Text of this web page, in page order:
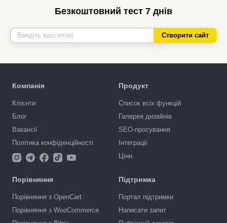
Безкоштовний тест 7 днів
Створити сайт
Компанія
Клієнти
Блог
Вакансії
Політика конфіденційності
Продукт
Список всіх функцій
Галерея дизайнів
SEO-просування
Інтеграції
Ціни
Порівняння
Порівняння з OpenCart
Порівняння з WooCommerce
Підтримка
Портал підтримки
Написати запит